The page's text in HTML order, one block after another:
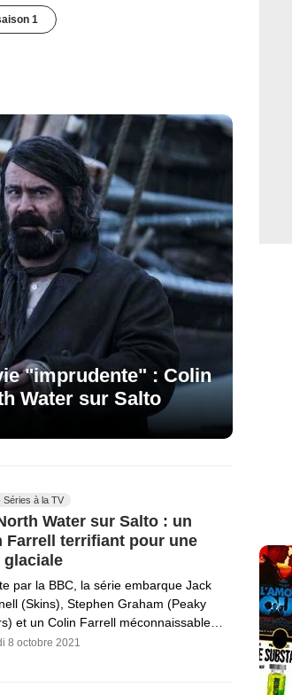
1
"imprudente" : Colin
Water sur Salto
Séries à la TV
Water sur Salto : un
Farrell terrifiant pour une
glaciale
par la BBC, la série embarque Jack
(Skins), Stephen Graham (Peaky
et un Colin Farrell méconnaissable…
8 octobre 2021